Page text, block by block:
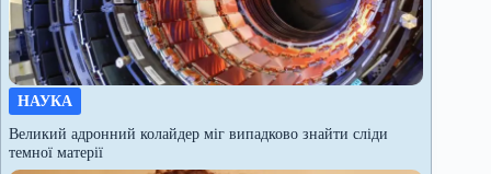
НАУКА
Великий адронний колайдер міг випадково знайти сліди
темної матерії